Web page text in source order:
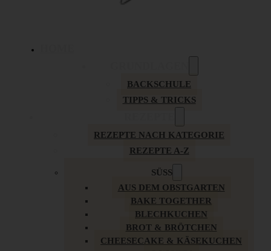
BACKSCHULE
TIPPS & TRICKS
REZEPTE NACH KATEGORIE
REZEPTE A-Z
SÜSS
AUS DEM OBSTGARTEN
BAKE TOGETHER
BLECHKUCHEN
BROT & BRÖTCHEN
CHEESECAKE & KÄSEKUCHEN